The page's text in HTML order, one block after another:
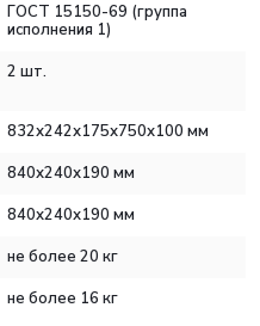
ГОСТ 15150-69 (группа
исполнения 1)
2 шт.
832х242х175х750х100 мм
840х240х190 мм
840х240х190 мм
не более 20 кг
не более 16 кг